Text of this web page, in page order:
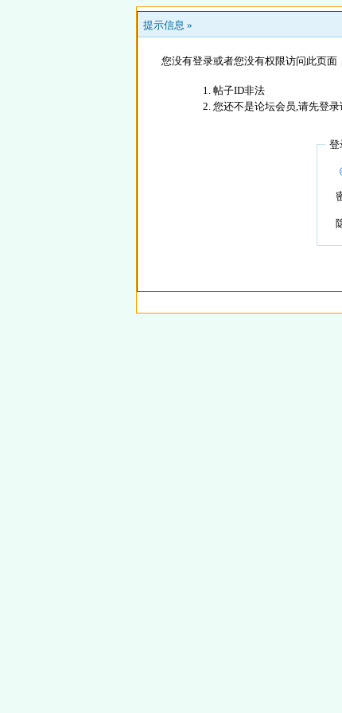
提示信息 »
您没有登录或者您没有权限访问此页面
帖子ID非法
您还不是论坛会员,请先登录
登